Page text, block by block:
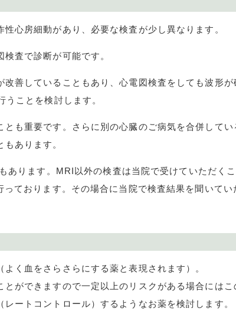
心房細動があり、必要な検査が少し異なります。
査で診断が可能です。
善していることもあり、心電図検査をしても波形が
ことを検討します。
も重要です。さらに別の心臓のご病気を合併してい
あります。
あります。 MRI 以外の検査は当院で受けていただくこ
ております。その場合に当院で検査結果を聞いてい
く血をさらさらにする薬と表現されます）。
ができますので一定以上のリスクがある場合にはこ
ートコントロール）するようなお薬を検討します。